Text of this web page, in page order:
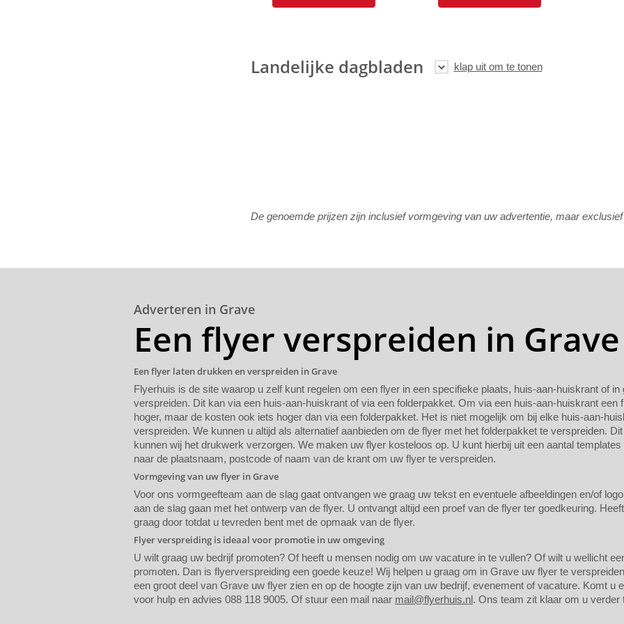
Landelijke dagbladen
De genoemde prijzen zijn inclusief vormgeving van uw advertentie, maar exclusief
Adverteren in Grave
Een flyer verspreiden in Grave
Een flyer laten drukken en verspreiden in Grave
Flyerhuis is de site waarop u zelf kunt regelen om een flyer in een specifieke plaats, huis-aan-huiskrant of
verspreiden. Dit kan via een huis-aan-huiskrant of via een folderpakket. Om via een huis-aan-huiskrant een
hoger, maar de kosten ook iets hoger dan via een folderpakket. Het is niet mogelijk om bij elke huis-aan-
verspreiden. We kunnen u altijd als alternatief aanbieden om de flyer met het folderpakket te verspreiden.
kunnen wij het drukwerk verzorgen. We maken uw flyer kosteloos op. U kunt hierbij uit een aantal
naar de plaatsnaam, postcode of naam van de krant om uw flyer te verspreiden.
Vormgeving van uw flyer in Grave
Voor ons vormgeefteam aan de slag gaat ontvangen we graag uw tekst en eventuele afbeeldingen en/of
aan de slag gaan met het ontwerp van de flyer. U ontvangt altijd een proef van de flyer ter goedkeuring.
graag door totdat u tevreden bent met de opmaak van de flyer.
Flyer verspreiding is ideaal voor promotie in uw omgeving
U wilt graag uw bedrijf promoten? Of heeft u mensen nodig om uw vacature in te vullen? Of wilt u wellicht
promoten. Dan is flyerverspreiding een goede keuze! Wij helpen u graag om in Grave uw flyer te
een groot deel van Grave uw flyer zien en op de hoogte zijn van uw bedrijf, evenement of vacature. Komt u
voor hulp en advies 088 118 9005. Of stuur een mail naar mail@flyerhuis.nl. Ons team zit klaar om u verder